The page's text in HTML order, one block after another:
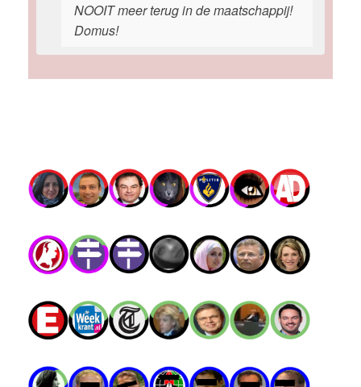
NOOIT meer terug in de maatschappij!
Domus!